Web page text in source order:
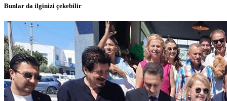
Bunlar da ilginizi çekebilir